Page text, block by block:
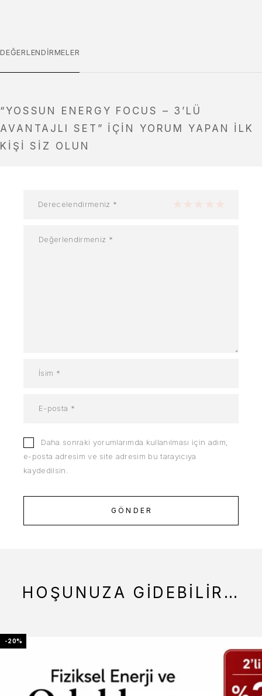
DEĞERLENDIRMELER
“YOSSUN ENERGY FOCUS – 3’LÜ
AVANTAJLI SET” IÇIN YORUM YAPAN ILK
KIŞI SIZ OLUN
Derecelendirmeniz *
Daha sonraki yorumlarımda kullanılması için adım,
e-posta adresim ve site adresim bu tarayıcıya
kaydedilsin.
HOŞUNUZA GIDEBILIR…
-20%